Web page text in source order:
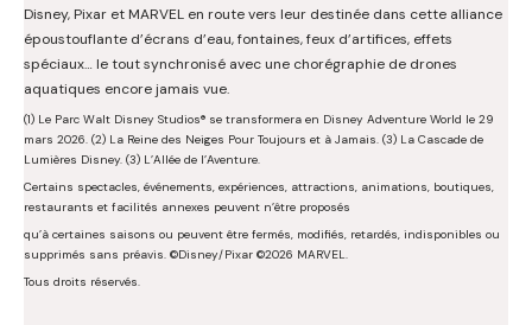
Disney, Pixar et MARVEL en route vers leur destinée dans cette alliance
époustouflante d’écrans d’eau, fontaines, feux d’artifices, effets
spéciaux… le tout synchronisé avec une chorégraphie de drones
aquatiques encore jamais vue.
(1) Le Parc Walt Disney Studios® se transformera en Disney Adventure World le 29
mars 2026. (2) La Reine des Neiges Pour Toujours et à Jamais. (3) La Cascade de
Lumières Disney. (3) L’Allée de l’Aventure.
Certains spectacles, événements, expériences, attractions, animations, boutiques,
restaurants et facilités annexes peuvent n’être proposés
qu’à certaines saisons ou peuvent être fermés, modifiés, retardés, indisponibles ou
supprimés sans préavis. ©Disney/Pixar ©2026 MARVEL.
Tous droits réservés.